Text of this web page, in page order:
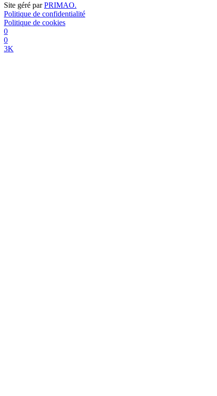
Site géré parPRIMAO.
Politique de confidentialité
Politique de cookies
0
0
3K